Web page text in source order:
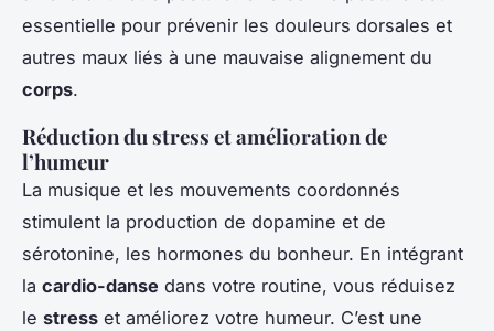
essentielle pour prévenir les douleurs dorsales et
autres maux liés à une mauvaise alignement du
corps.
Réduction du stress et amélioration de
l’humeur
La musique et les mouvements coordonnés
stimulent la production de dopamine et de
sérotonine, les hormones du bonheur. En intégrant
la cardio-danse dans votre routine, vous réduisez
le stress et améliorez votre humeur. C’est une